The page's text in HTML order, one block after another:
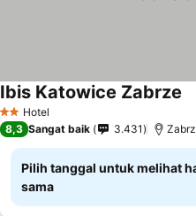
2 Bintang
Hotel
Ibis Katowice Zabrze
8,3 Sangat baik 3.431
Pilih tanggal untuk melihat
sama